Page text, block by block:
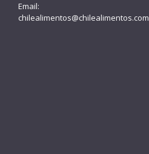
Email:
chilealimentos@chilealimentos.com